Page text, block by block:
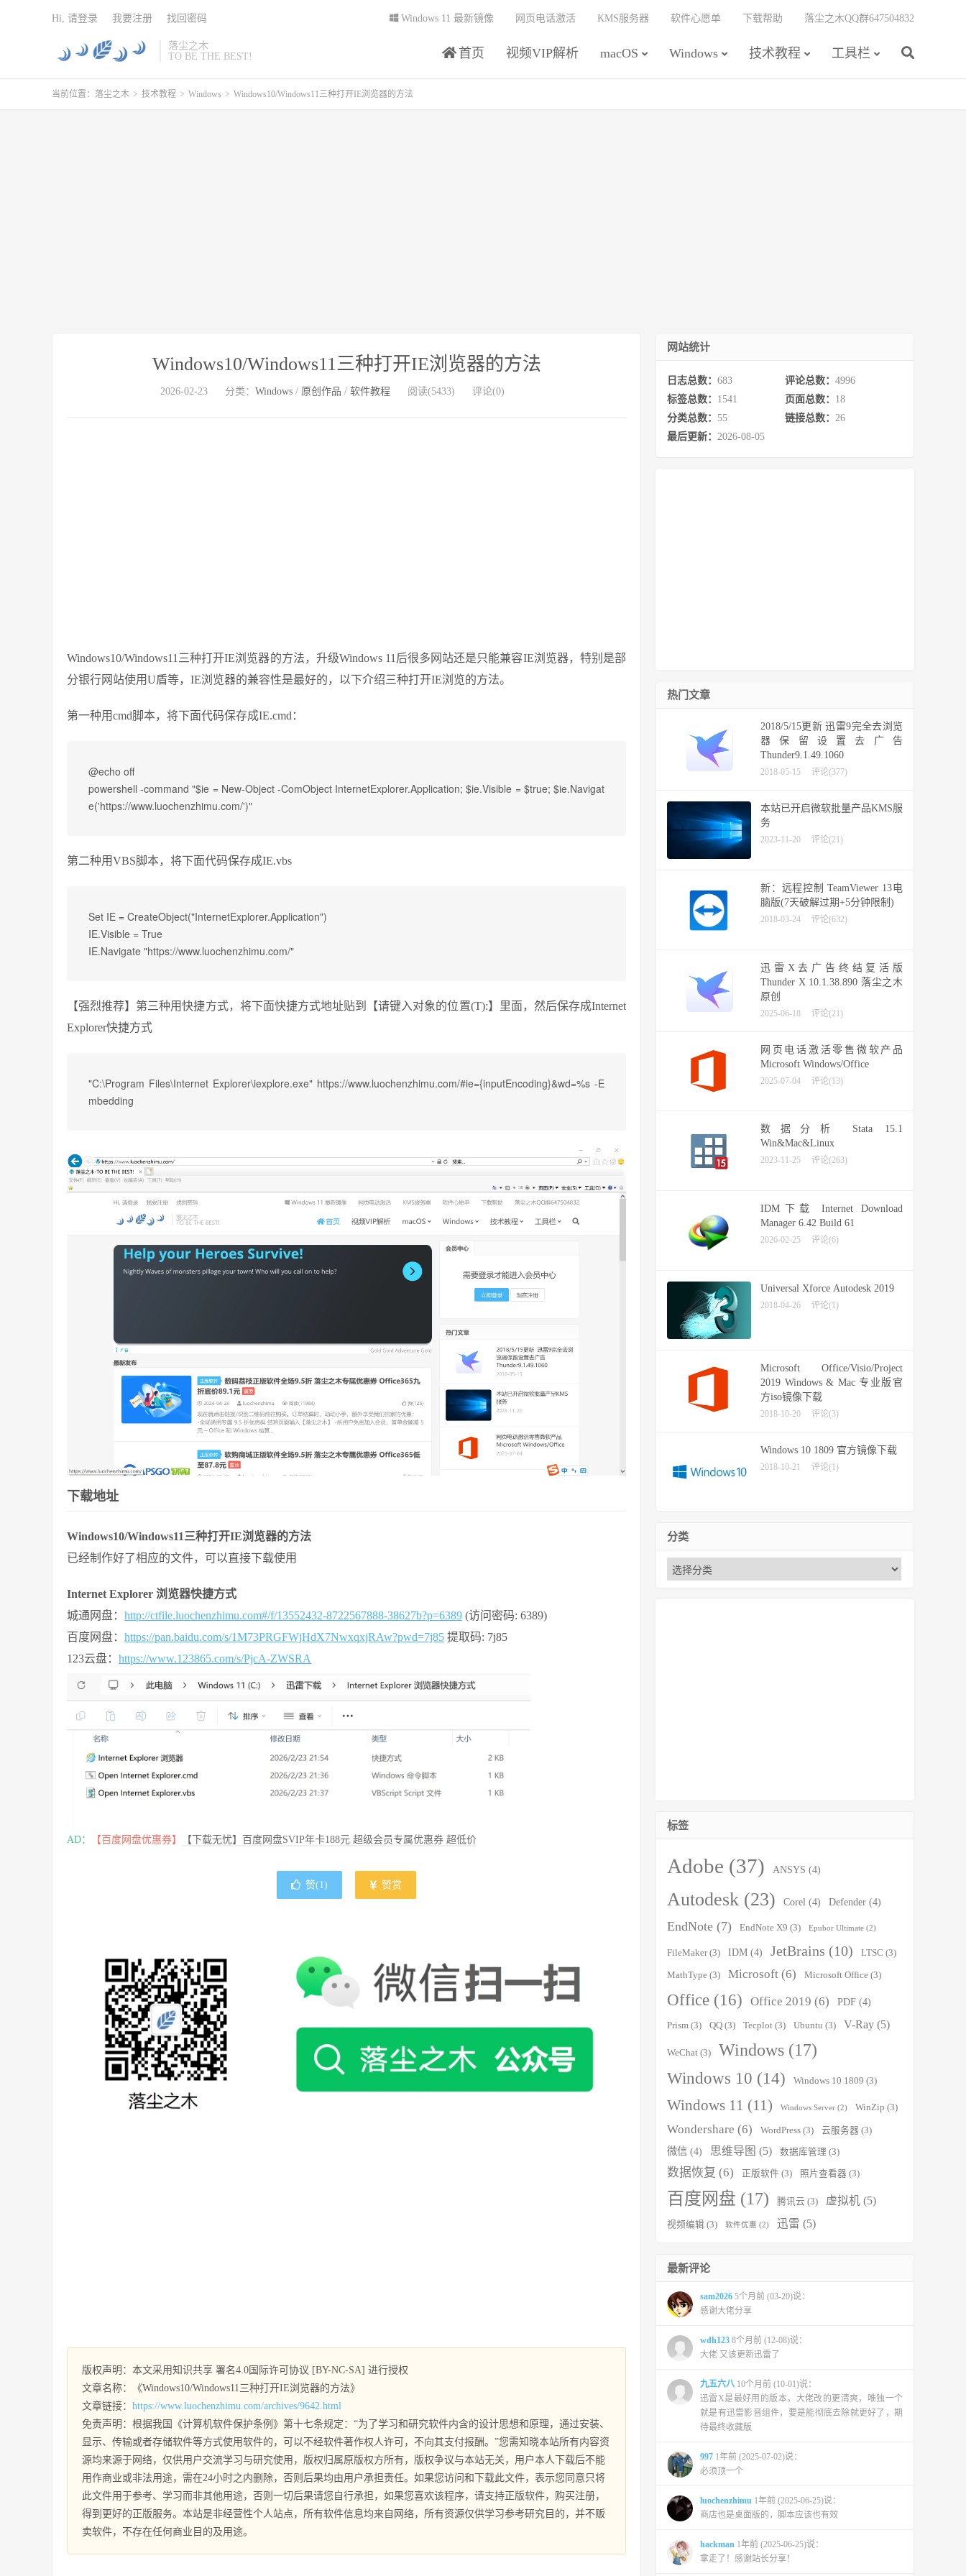
落尘之木
TO BE THE BEST!
首页 视频VIP解析 macOS Windows 技术教程 工具栏
Windows 11 最新镜像 网页电话激活 KMS服务器 软件心愿单 下载帮助 落尘之木QQ群647504832
Hi, 请登录 我要注册 找回密码
当前位置： 落尘之木 > 技术教程 > Windows > Windows10/Windows11三种打开IE浏览器的方法
Windows10/Windows11三种打开IE浏览器的方法
2026-02-23 分类： Windows/ 原创作品 / 软件教程 阅读(5433) 评论(0)
Windows10/Windows11三种打开IE浏览器的方法，升级Windows 11后很多网站还是只能兼容IE浏览器，特别是部
分银行网站使用U盾等，IE浏览器的兼容性是最好的，以下介绍三种打开IE浏览的方法。
第一种用cmd脚本，将下面代码保存成IE.cmd：
@echo off
powershell -command "$ie = New-Object -ComObject InternetExplorer.Application; $ie.Visible = $true; $ie.Navigat
e('https://www.luochenzhimu.com/')"
第二种用VBS脚本，将下面代码保存成IE.vbs
Set IE = CreateObject("InternetExplorer.Application")
IE.Visible = True
【强烈推荐】第三种用快捷方式，将下面快捷方式地址贴到【请键入对象的位置(T):】里面，然后保存成Internet
Explorer快捷方式
"C:\Program Files\Internet Explorer\iexplore.exe" https://www.luochenzhimu.com/#ie={inputEncoding}&wd=%s -E
mbedding
下载地址
Windows10/Windows11三种打开IE浏览器的方法
已经制作好了相应的文件，可以直接下载使用
Internet Explorer 浏览器快捷方式
城通网盘： http://ctfile.luochenzhimu.com#/f/13552432-8722567888-38627b?p=6389 (访问密码: 6389)
百度网盘： https://pan.baidu.com/s/1M73PRGFWjHdX7NwxqxjRAw?pwd=7j85 提取码: 7j85
123云盘： https://www.123865.com/s/PjcA-ZWSRA
AD： 【百度网盘优惠券】 【下载无忧】百度网盘SVIP年卡188元 超级会员专属优惠券 超低价
赞(1) 赞赏
版权声明：本文采用知识共享 署名4.0国际许可协议 [BY-NC-SA] 进行授权
文章名称：《Windows10/Windows11三种打开IE浏览器的方法》
文章链接： https://www.luochenzhimu.com/archives/9642.html
免责声明：根据我国《计算机软件保护条例》第十七条规定：“为了学习和研究软件内含的设计思想和原理，通过安装、
显示、传输或者存储软件等方式使用软件的，可以不经软件著作权人许可，不向其支付报酬。”您需知晓本站所有内容资
源均来源于网络，仅供用户交流学习与研究使用，版权归属原版权方所有，版权争议与本站无关，用户本人下载后不能
用作商业或非法用途，需在24小时之内删除，否则后果均由用户承担责任。如果您访问和下载此文件，表示您同意只将
此文件用于参考、学习而非其他用途，否则一切后果请您自行承担，如果您喜欢该程序，请支持正版软件，购买注册，
得到更好的正版服务。本站是非经营性个人站点，所有软件信息均来自网络，所有资源仅供学习参考研究目的，并不贩
卖软件，不存在任何商业目的及用途。
网站统计
日志总数： 683 评论总数： 4996
标签总数： 1541 页面总数： 18
分类总数： 55 链接总数： 26
最后更新： 2026-08-05
热门文章
2018/5/15更新 迅雷9完全去浏览
器保留设置去广告
Thunder9.1.49.1060
2018-05-15 评论(377)
本站已开启微软批量产品KMS服
务
2023-11-20 评论(21)
新：远程控制 TeamViewer 13电
脑版(7天破解过期+5分钟限制)
2018-03-24 评论(632)
迅雷X去广告终结复活版
Thunder X 10.1.38.890 落尘之木
原创
2025-06-18 评论(21)
网页电话激活零售微软产品
Microsoft Windows/Office
2025-07-04 评论(13)
数据分析 Stata 15.1
Win&Mac&Linux
2023-11-25 评论(263)
IDM下载 Internet Download
Manager 6.42 Build 61
2026-02-25 评论(6)
Universal Xforce Autodesk 2019
2018-04-26 评论(1)
Microsoft Office/Visio/Project
2019 Windows & Mac 专业版官
方iso镜像下载
2018-10-20 评论(3)
Windows 10 1809 官方镜像下载
2018-10-21 评论(1)
分类
标签
Adobe (37) ANSYS (4)
Autodesk (23) Corel (4) Defender (4)
EndNote (7) EndNote X9 (3) Epubor Ultimate (2)
FileMaker(3) IDM (4) JetBrains (10) LTSC (3)
MathType (3) Microsoft (6) Microsoft Office (3)
Office (16) Office 2019 (6) PDF (4)
Prism (3) QQ (3) Tecplot (3) Ubuntu (3) V-Ray (5)
WeChat (3) Windows (17)
Windows 10 (14) Windows 10 1809 (3)
Windows 11 (11) Windows Server (2) WinZip (3)
Wondershare (6) WordPress (3) 云服务器 (3)
微信 (4) 思维导图 (5) 数据库管理 (3)
数据恢复 (6) 正版软件 (3) 照片查看器 (3)
百度网盘 (17) 腾讯云 (3) 虚拟机 (5)
视频编辑 (3) 软件优惠 (2) 迅雷 (5)
最新评论
sam2026 5个月前 (03-20)说：
感谢大佬分享
wdh123 8个月前 (12-08)说：
大佬 又该更新迅雷了
九五六八 10个月前 (10-01)说：
迅雷X是最好用的版本，大佬改的更清爽，唯独一个
就是有迅雷影音组件，要是能彻底去除就更好了，期
待最终收藏版
997 1年前 (2025-07-02)说：
必须顶一个
luochenzhimu 1年前 (2025-06-25)说：
商店也是桌面版的，脚本应该也有效
hackman 1年前 (2025-06-25)说：
拿走了！感谢站长分享！